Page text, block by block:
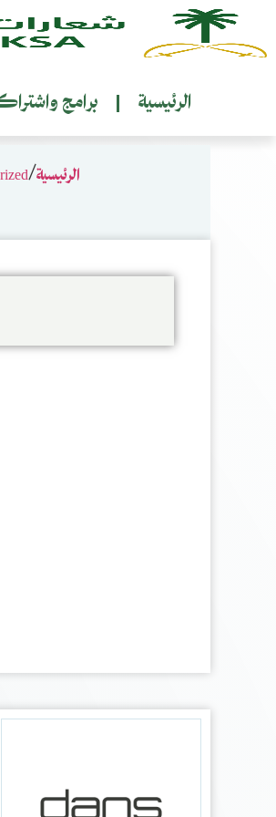
الرئيسية برامج
الرئيسية/